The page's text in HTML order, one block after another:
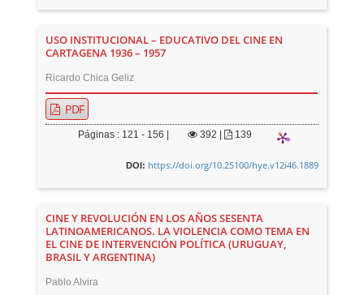
USO INSTITUCIONAL – EDUCATIVO DEL CINE EN
CARTAGENA 1936 – 1957
Ricardo Chica Geliz
PDF
Páginas : 121 - 156 | 392 139
DOI: https://doi.org/10.25100/hye.v12i46.1889
CINE Y REVOLUCIÓN EN LOS AÑOS SESENTA
LATINOAMERICANOS. LA VIOLENCIA COMO TEMA EN
EL CINE DE INTERVENCIÓN POLÍTICA (URUGUAY,
BRASIL Y ARGENTINA)
Pablo Alvira